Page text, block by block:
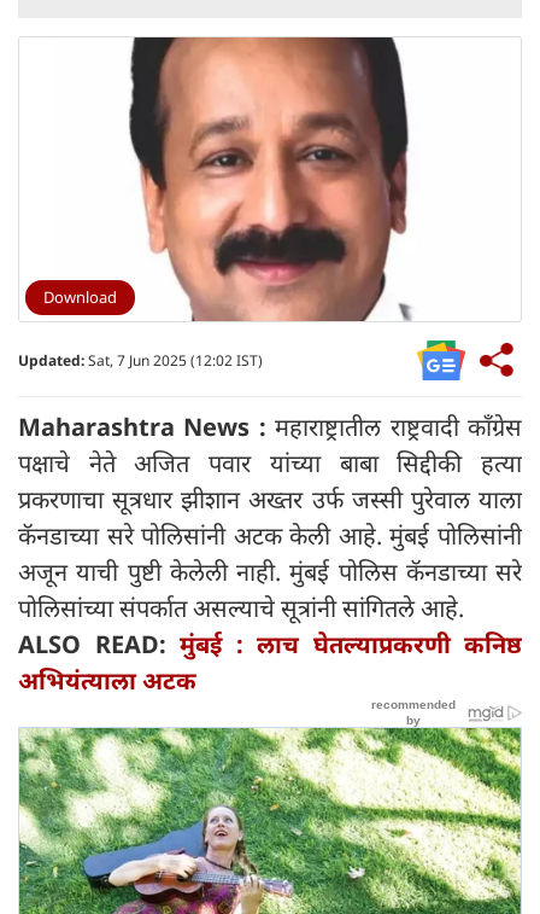
Download
Updated:Sat, 7 Jun 2025 (12:02 IST)
Maharashtra News :महाराष्ट्रातील राष्ट्रवादी काँग्रेस
पक्षाचे नेते अजित पवार यांच्या बाबा सिद्दीकी हत्या
प्रकरणाचा सूत्रधार झीशान अख्तर उर्फ ​​जस्सी पुरेवाल याला
कॅनडाच्या सरे पोलिसांनी अटक केली आहे. मुंबई पोलिसांनी
अजून याची पुष्टी केलेली नाही. मुंबई पोलिस कॅनडाच्या सरे
पोलिसांच्या संपर्कात असल्याचे सूत्रांनी सांगितले आहे.
ALSO READ: मुंबई : लाच घेतल्याप्रकरणी कनिष्ठ
अभियंत्याला अटक